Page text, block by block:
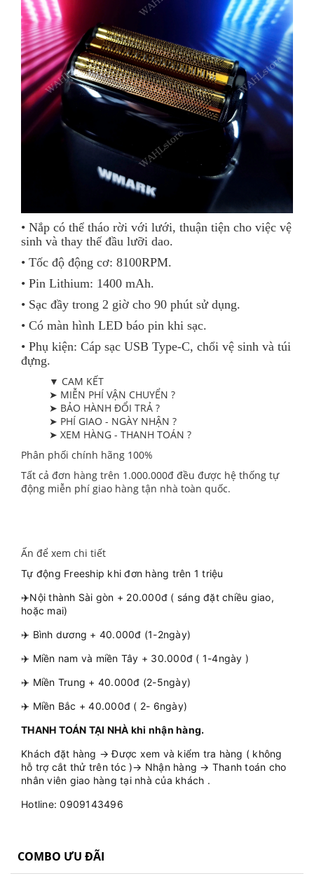
• Nắp có thể tháo rời với lưới, thuận tiện cho việc vệ
sinh và thay thế đầu lưỡi dao.
• Tốc độ động cơ: 8100RPM.
• Pin Lithium: 1400 mAh.
• Sạc đầy trong 2 giờ cho 90 phút sử dụng.
• Có màn hình LED báo pin khi sạc.
• Phụ kiện: Cáp sạc USB Type-C, chổi vệ sinh và túi
đựng.
▼ CAM KẾT
➤ MIỄN PHÍ VẬN CHUYỂN ?
➤ BẢO HÀNH ĐỔI TRẢ ?
➤ PHÍ GIAO - NGÀY NHẬN ?
➤ XEM HÀNG - THANH TOÁN ?
Phân phối chính hãng 100%
Tất cả đơn hàng trên 1.000.000đ đều được hệ thống tự
động miễn phí giao hàng tận nhà toàn quốc.
Ấn để xem chi tiết
Tự động Freeship khi đơn hàng trên 1 triệu
✈️Nội thành Sài gòn + 20.000đ ( sáng đặt chiều giao,
hoặc mai)
✈️ Bình dương + 40.000đ (1-2ngày)
✈️ Miền nam và miền Tây + 30.000đ ( 1-4ngày )
✈️ Miền Trung + 40.000đ (2-5ngày)
✈️ Miền Bắc + 40.000đ ( 2- 6ngày)
THANH TOÁN TẠI NHÀ khi nhận hàng.
Khách đặt hàng → Được xem và kiểm tra hàng ( không
hỗ trợ cắt thử trên tóc )→ Nhận hàng → Thanh toán cho
nhân viên giao hàng tại nhà của khách .
Hotline: 0909143496
COMBO ƯU ĐÃI